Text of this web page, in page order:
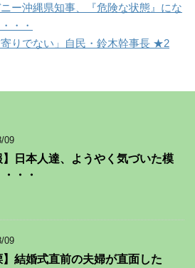
ニー沖縄県知事、『危険な状態』にな
・・
寄りでない」自民・鈴木幹事長 ★2
09
】日本人達、ようやく気づいた模
・・
09
】結婚式直前の夫婦が直面した